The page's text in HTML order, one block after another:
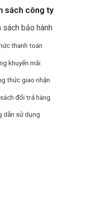
sách công ty
sách bảo hành
thanh toán
khuyến mãi
thức giao nhận
đổi trả hàng
dẫn sử dụng